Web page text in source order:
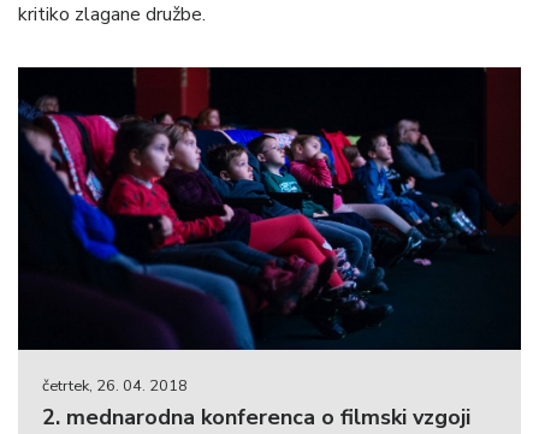
kritiko zlagane družbe.
četrtek, 26. 04. 2018
2. mednarodna konferenca o filmski vzgoji